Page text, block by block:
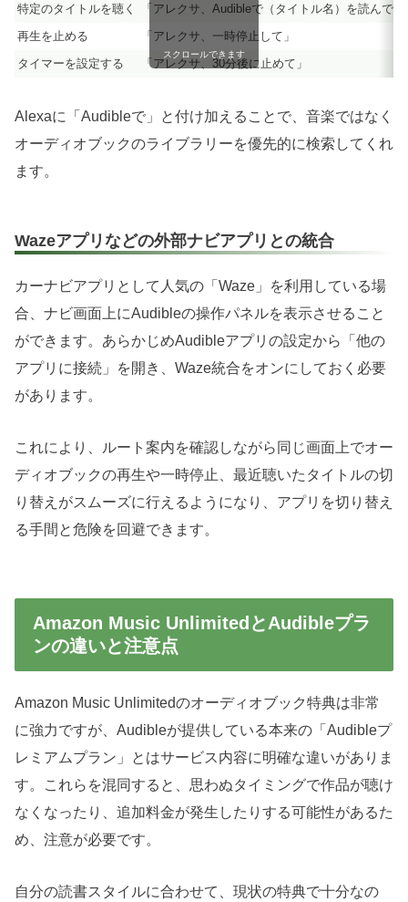
特定のタイトルを聴く
「アレクサ、Audibleで（タイトル名）を読んで」
再生を止める
「アレクサ、一時停止して」
タイマーを設定する
「アレクサ、30分後に止めて」
スクロールできます
Alexaに「Audibleで」と付け加えることで、音楽ではなく
オーディオブックのライブラリーを優先的に検索してくれ
ます。
Wazeアプリなどの外部ナビアプリとの統合
カーナビアプリとして人気の「Waze」を利用している場
合、ナビ画面上にAudibleの操作パネルを表示させること
ができます。あらかじめAudibleアプリの設定から「他の
アプリに接続」を開き、Waze統合をオンにしておく必要
があります。
これにより、ルート案内を確認しながら同じ画面上でオー
ディオブックの再生や一時停止、最近聴いたタイトルの切
り替えがスムーズに行えるようになり、アプリを切り替え
る手間と危険を回避できます。
Amazon Music UnlimitedとAudibleプラ
ンの違いと注意点
Amazon Music Unlimitedのオーディオブック特典は非常
に強力ですが、Audibleが提供している本来の「Audibleプ
レミアムプラン」とはサービス内容に明確な違いがありま
す。これらを混同すると、思わぬタイミングで作品が聴け
なくなったり、追加料金が発生したりする可能性があるた
め、注意が必要です。
自分の読書スタイルに合わせて、現状の特典で十分なの